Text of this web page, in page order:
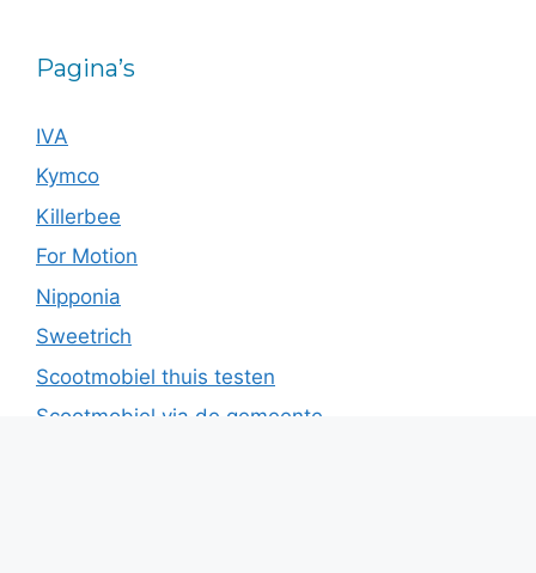
Pagina’s
IVA
Kymco
Killerbee
For Motion
Nipponia
Sweetrich
Scootmobiel thuis testen
Scootmobiel via de gemeente